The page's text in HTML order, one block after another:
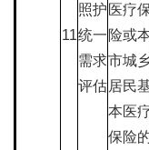
11
照护
统一
需求
评估
医疗
险或
市城
居民
本医
保险